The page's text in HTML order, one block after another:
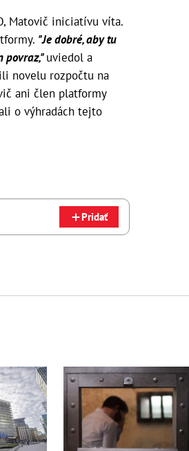
Matovič iniciatívu víta.
"Je dobré, aby tu
povraz,"uviedol a
novelu rozpočtu na
ani člen platformy
o výhradách tejto
Pridať